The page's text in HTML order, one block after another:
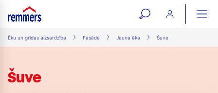
open
search
Ēku un grīdas aizsardzība Fasāde Jauna ēka Šuve
Šuve